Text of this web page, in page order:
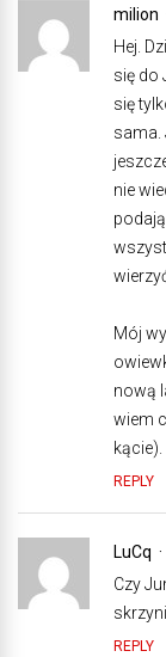
milion
Hej.
się do
się
sama.
nie
Mój
nową
wiem
kącie).
REPLY
LuCq
Czy
REPLY